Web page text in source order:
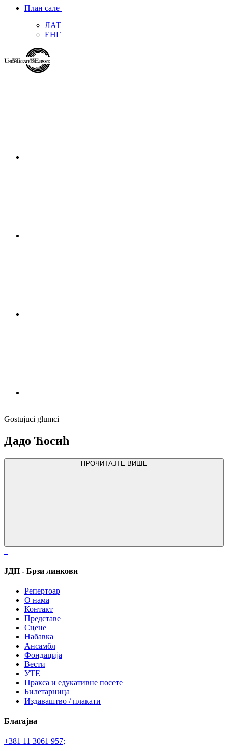
План сале
ЛАТ
ЕНГ
Gostujuci glumci
Дадо Ћосић
ПРОЧИТАЈТЕ ВИШЕ
ЈДП - Брзи линкови
Репертоар
О нама
Контакт
Представе
Сцене
Набавка
Ансамбл
Фондација
Вести
УТЕ
Пракса и едукативне посете
Билетарница
Издаваштво / плакати
Благајна
+381 11 3061 957;